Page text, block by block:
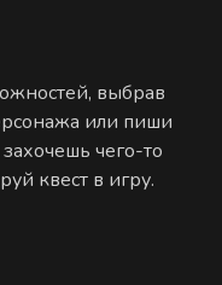
выбрав
или пиши
чего-то
квест в игру.